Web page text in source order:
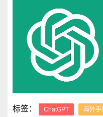
标签：
ChatGPT 海外手